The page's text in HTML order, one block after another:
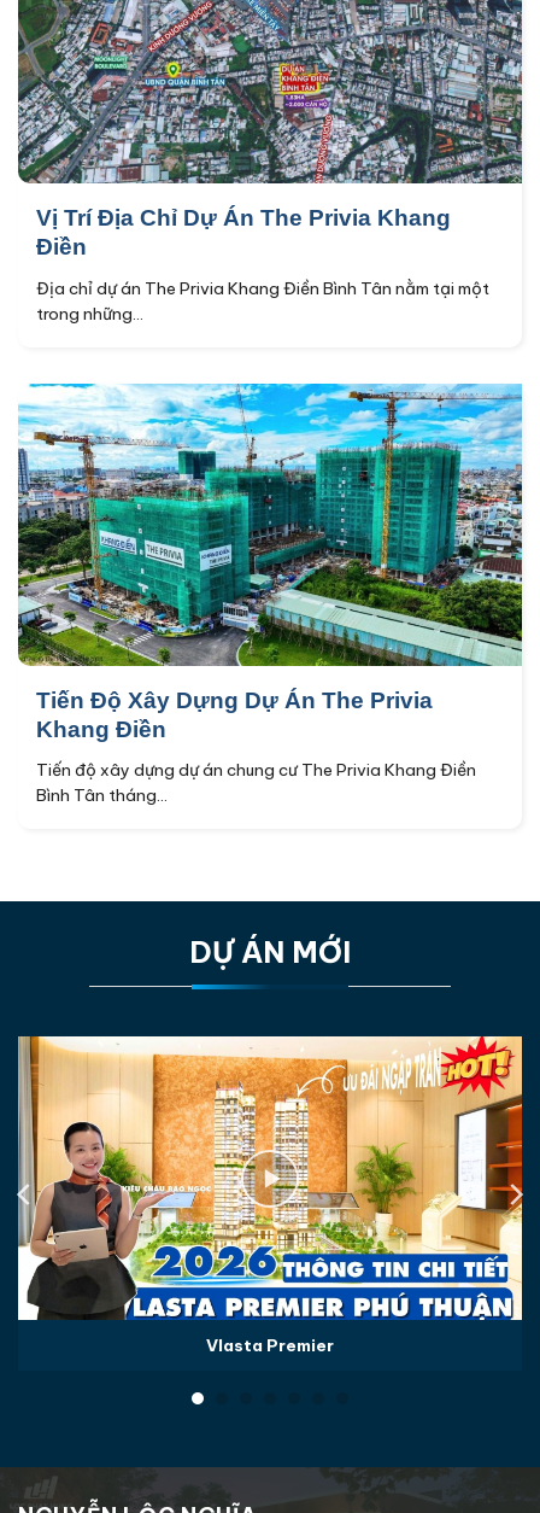
Vị Trí Địa Chỉ Dự Án The Privia Khang
Điền
Địa chỉ dự án The Privia Khang Điền Bình Tân nằm tại một
trong những...
Tiến Độ Xây Dựng Dự Án The Privia
Khang Điền
Tiến độ xây dựng dự án chung cư The Privia Khang Điền
Bình Tân tháng...
DỰ ÁN MỚI
Vlasta Premier